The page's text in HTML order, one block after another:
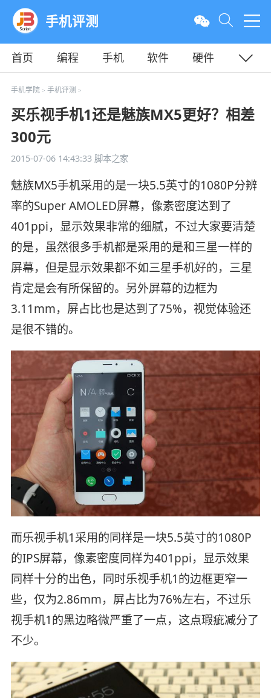
手机评测
首页 编程 手机 软件
硬件
教程
平面
手机学院> 手机评测 >
买乐视手机1还是魅族MX5更好？相差
300元
2015-07-06 14:43:33脚本之家
魅族MX5手机采用的是一块5.5英寸的1080P分辨
率的Super AMOLED屏幕，像素密度达到了
401ppi，显示效果非常的细腻，不过大家要清楚
的是，虽然很多手机都是采用的是和三星一样的
屏幕，但是显示效果都不如三星手机好的，三星
肯定是会有所保留的。另外屏幕的边框为
3.11mm，屏占比也是达到了75%，视觉体验还
是很不错的。
而乐视手机1采用的同样是一块5.5英寸的1080P
的IPS屏幕，像素密度同样为401ppi，显示效果
同样十分的出色，同时乐视手机1的边框更窄一
些，仅为2.86mm，屏占比为76%左右，不过乐
视手机1的黑边略微严重了一点，这点瑕疵减分了
不少。